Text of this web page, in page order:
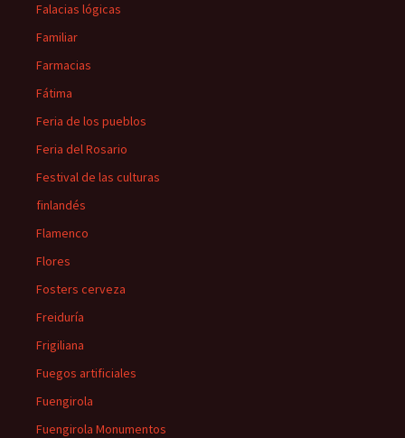
Falacias lógicas
Familiar
Farmacias
Fátima
Feria de los pueblos
Feria del Rosario
Festival de las culturas
finlandés
Flamenco
Flores
Fosters cerveza
Freiduría
Frigiliana
Fuegos artificiales
Fuengirola
Fuengirola Monumentos